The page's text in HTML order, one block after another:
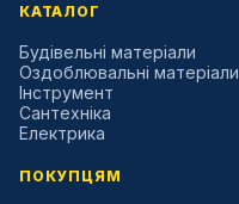
КАТАЛОГ
Будівельні матеріали
Оздоблювальні матеріали
Інструмент
Сантехніка
Електрика
ПОКУПЦЯМ